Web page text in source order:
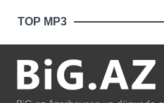
TOP MP3